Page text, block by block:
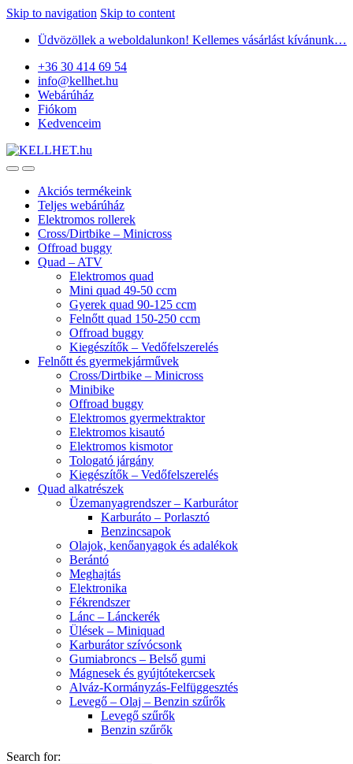
Skip to navigation Skip to content
Üdvözöllek a weboldalunkon! Kellemes vásárlást kívánunk…
+36 30 414 69 54
info@kellhet.hu
Webárúház
Fiókom
Kedvenceim
Akciós termékeink
Teljes webárúház
Elektromos rollerek
Cross/Dirtbike – Minicross
Offroad buggy
Quad – ATV
Elektromos quad
Mini quad 49-50 ccm
Gyerek quad 90-125 ccm
Felnőtt quad 150-250 ccm
Offroad buggy
Kiegészítők – Vedőfelszerelés
Felnőtt és gyermekjárművek
Cross/Dirtbike – Minicross
Minibike
Offroad buggy
Elektromos gyermektraktor
Elektromos kisautó
Elektromos kismotor
Tologató járgány
Kiegészítők – Vedőfelszerelés
Quad alkatrészek
Üzemanyagrendszer – Karburátor
Karburáto – Porlasztó
Benzincsapok
Olajok, kenőanyagok és adalékok
Berántó
Meghajtás
Elektronika
Fékrendszer
Lánc – Lánckerék
Ülések – Miniquad
Karburátor szívócsonk
Gumiabroncs – Belső gumi
Mágnesek és gyújtótekercsek
Alváz-Kormányzás-Felfüggesztés
Levegő – Olaj – Benzin szűrők
Levegő szűrők
Benzin szűrők
Search for: